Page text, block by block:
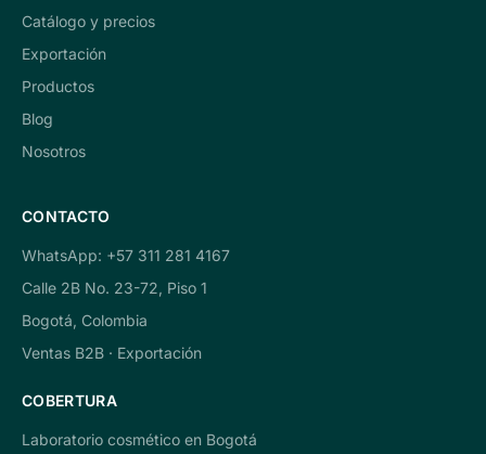
Catálogo y precios
Exportación
Productos
Blog
Nosotros
CONTACTO
WhatsApp: +57 311 281 4167
Calle 2B No. 23-72, Piso 1
Bogotá, Colombia
Ventas B2B · Exportación
COBERTURA
Laboratorio cosmético en Bogotá